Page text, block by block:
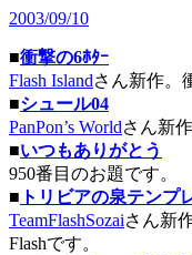
2003/09/10
■衝撃の6ﾎﾀｰ
Flash Islandさん新作。
■シュール04
PanPon’s Worldさん新
■いつもありがとう
950番目のお題です。
■ トリビアの泉テンプ
TeamFlashSozaiさん新
Flashです。